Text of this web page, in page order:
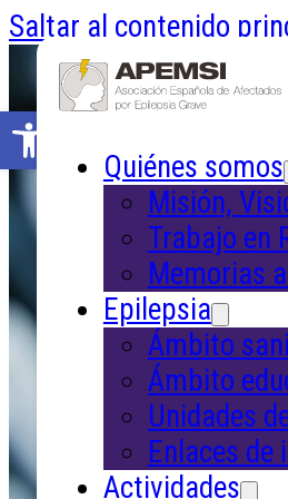
Abrir barra de herramientas
Saltar al contenido
Quiénes somos
Misión,
Trabajo en
Memorias
Epilepsia
Ámbito
Ámbito
Unidades
Enlaces de
Actividades
Inicio /
Conocimiento al